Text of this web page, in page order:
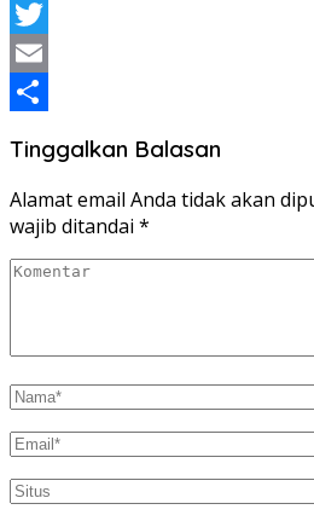
WhatsApp
Twitter
Email
Tinggalkan Balasan
Alamat email Anda tidak akan
wajib ditandai *